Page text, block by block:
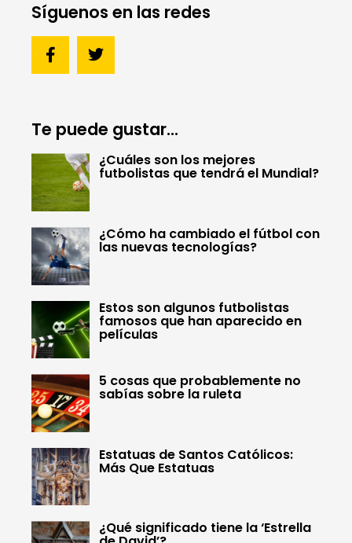
Síguenos en las redes
Te puede gustar...
¿Cuáles son los mejores
futbolistas que tendrá el Mundial?
¿Cómo ha cambiado el fútbol con
las nuevas tecnologías?
Estos son algunos futbolistas
famosos que han aparecido en
películas
5 cosas que probablemente no
sabías sobre la ruleta
Estatuas de Santos Católicos:
Más Que Estatuas
¿Qué significado tiene la ‘Estrella